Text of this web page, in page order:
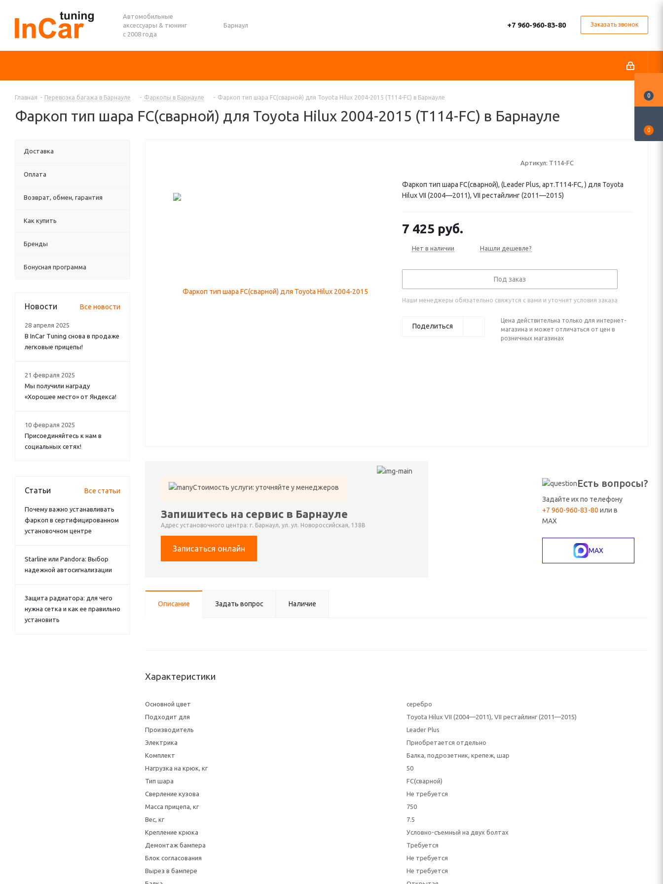
Автомобильные
аксессуары & тюнинг
с 2008 года
Барнаул +7 960-960-83-80 Заказать звонок
Главная - Перевозка багажа в Барнауле - Фаркопы в Барнауле - Фаркоп тип шара FC(сварной) для Toyota Hilux 2004-2015 (T114-FC) в Барнауле
Фаркоп тип шара FC(сварной) для Toyota Hilux 2004-2015 (T114-FC) в Барнауле
Артикул: T114-FC
Фаркоп тип шара FC(сварной), (Leader Plus, арт.T114-FC, ) для Toyota
Hilux VII (2004—2011), VII рестайлинг (2011—2015)
7 425 руб.
Нет в наличии Нашли дешевле?
Под заказ
Наши менеджеры обязательно свяжутся с вами и уточнят условия заказа
Поделиться
Цена действительна только для интернет-
магазина и может отличаться от цен в
розничных магазинах
Стоимость услуги: уточняйте у менеджеров
Запишитесь на сервис в Барнауле
Адрес установочного центра: г. Барнаул, ул. ул. Новороссийская, 138В
Записаться онлайн
Есть вопросы?
Задайте их по телефону
+7 960-960-83-80 или в
MAX
MAX
Описание Задать вопрос Наличие
Характеристики
Основной цвет
серебро
Подходит для
Toyota Hilux VII (2004—2011), VII рестайлинг (2011—2015)
Производитель
Leader Plus
Электрика
Приобретается отдельно
Комплект
Балка, подрозетник, крепеж, шар
Нагрузка на крюк, кг
50
Тип шара
FC(сварной)
Сверление кузова
Не требуется
Масса прицепа, кг
750
Вес, кг
7.5
Крепление крюка
Условно-съемный на двух болтах
Демонтаж бампера
Требуется
Блок согласования
Не требуется
Вырез в бампере
Не требуется
Доставка
Оплата
Возврат, обмен, гарантия
Как купить
Бренды
Бонусная программа
Новости Все новости
28 апреля 2025
В InCar Tuning снова в продаже
легковые прицепы!
21 февраля 2025
Мы получили награду
«Хорошее место» от Яндекса!
10 февраля 2025
Присоединяйтесь к нам в
социальных сетях!
Статьи Все статьи
Почему важно устанавливать
фаркоп в сертифицированном
установочном центре
Starline или Pandora: Выбор
надежной автосигнализации
Защита радиатора: для чего
нужна сетка и как ее правильно
установить
0
0